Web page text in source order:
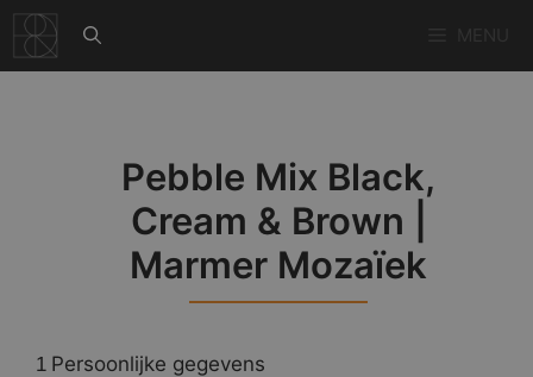
naar
de
Pebble Mix Black,
Cream & Brown |
Marmer Mozaïek
1 Persoonlijke gegevens